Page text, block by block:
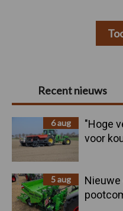
Primaire
Sidebar
Recent nieuws
6 aug
"Hoge
voor
5 aug